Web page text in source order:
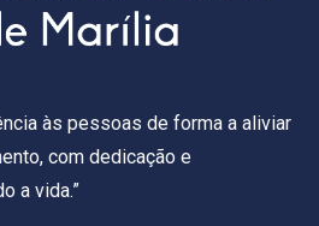
às pessoas de forma a aliviar
com dedicação e
a vida.”